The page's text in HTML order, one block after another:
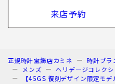
来店予約
正規時計宝飾店カミネ 時計ブラ
メンズ
ヘリデージコレク
【45GS 復刻デザイン限定モ